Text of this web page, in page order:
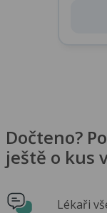
Dočteno?
ještě o kus
Lékaři